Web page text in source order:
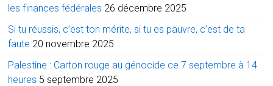
les finances fédérales 26 décembre 2025
Si tu réussis, c’est ton mérite, si tu es pauvre, c’est de ta
faute 20 novembre 2025
Palestine : Carton rouge au génocide ce 7 septembre à 14
heures 5 septembre 2025